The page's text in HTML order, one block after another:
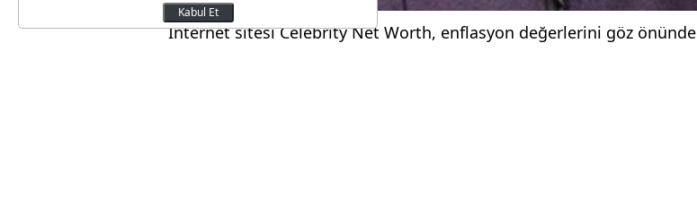
İnternet sitesi Celebrity Net Worth, enflasyon değerlerini göz önünde
Kabul Et